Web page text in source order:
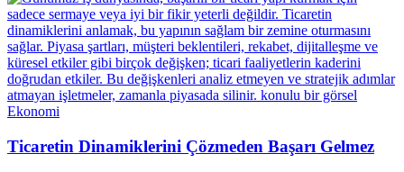
Ekonomi
Ticaretin Dinamiklerini Çözmeden Başarı Gelmez